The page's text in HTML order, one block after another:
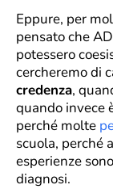
Eppure, per
pensato che
potessero
cercheremo di
credenza,
quando invece
perché molte
scuola, perché
esperienze
diagnosi.